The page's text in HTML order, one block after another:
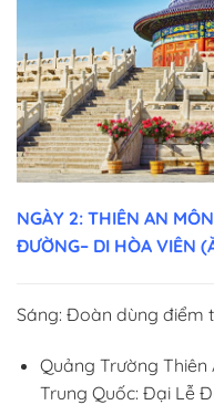
NGÀY 2: THIÊN AN
ĐƯỜNG– DI HÒA VIÊN
Sáng: Đoàn dùng điểm
Quảng Trường Thiên
Trung Quốc: Đại Lễ